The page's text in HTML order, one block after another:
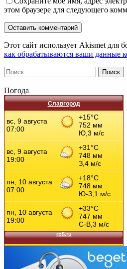
этом браузере для следующего
Этот сайт использует Akismet для
как обрабатываются ваши данные
Погода
Славгород